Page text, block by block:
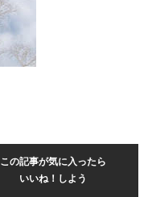
この記事が気に入ったら
いいね！しよう